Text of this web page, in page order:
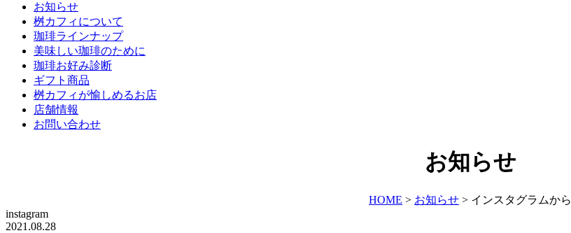
お知らせ
桝カフィについて
珈琲ラインナップ
美味しい珈琲のために
珈琲お好み診断
ギフト商品
桝カフィが愉しめるお店
店舗情報
お問い合わせ
お知らせ
HOME > お知らせ > インスタグラムから
instagram
2021.08.28